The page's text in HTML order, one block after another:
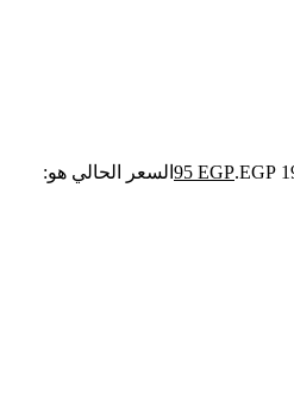
95 EGP
السعر الحالي هو: